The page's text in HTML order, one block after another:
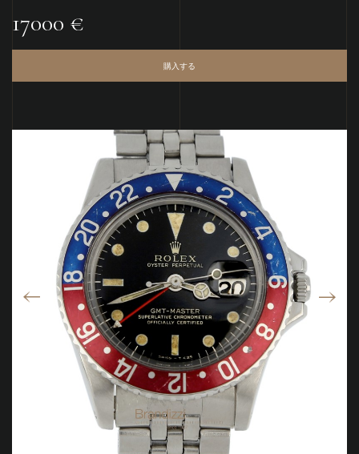
17000 €
購入する